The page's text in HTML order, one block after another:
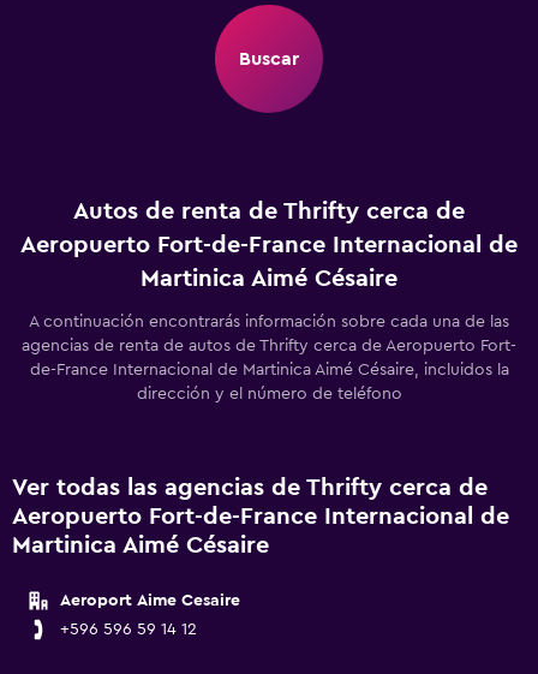
Buscar
Autos de renta de Thrifty cerca de
Aeropuerto Fort-de-France Internacional de
Martinica Aimé Césaire
A continuación encontrarás información sobre cada una de las
agencias de renta de autos de Thrifty cerca de Aeropuerto Fort-
de-France Internacional de Martinica Aimé Césaire, incluidos la
dirección y el número de teléfono
Ver todas las agencias de Thrifty cerca de
Aeropuerto Fort-de-France Internacional de
Martinica Aimé Césaire
Aeroport Aime Cesaire
+596 596 59 14 12